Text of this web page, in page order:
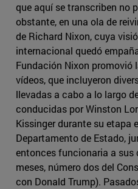
que aquí se transcriben no
obstante, en una ola de
de Richard Nixon, cuya
internacional quedó
Fundación Nixon promovió
vídeos, que incluyeron
llevadas a cabo a lo largo
conducidas por Winston
Kissinger durante su etapa
Departamento de Estado,
entonces funcionaria a sus
meses, número dos del
con Donald Trump).